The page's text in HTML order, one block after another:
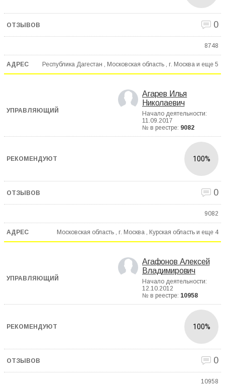
0
8748
Республика Дагестан , Московская область , г. Москва и еще 5
Агарев Илья
Николаевич
Начало деятельности:
11.09.2017
№ в реестре: 9082
100%
0
9082
Московская область , г. Москва , Курская область и еще 4
Агафонов Алексей
Владимирович
Начало деятельности:
12.10.2012
№ в реестре: 10958
100%
0
10958